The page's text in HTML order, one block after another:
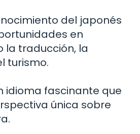
del japonés
en
la traducción, la
turismo.
idioma fascinante que
única sobre